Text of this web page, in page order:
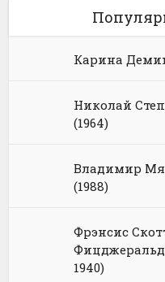
Карина
Николай
(1964)
Владимир
(1988)
Фрэнсис
Фицджеральд
1940)